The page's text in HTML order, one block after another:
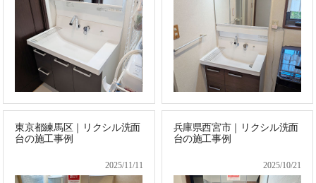
東京都練馬区｜リクシル洗面
台の施工事例
2025/11/11
兵庫県西宮市｜リクシル洗面
台の施工事例
2025/10/21